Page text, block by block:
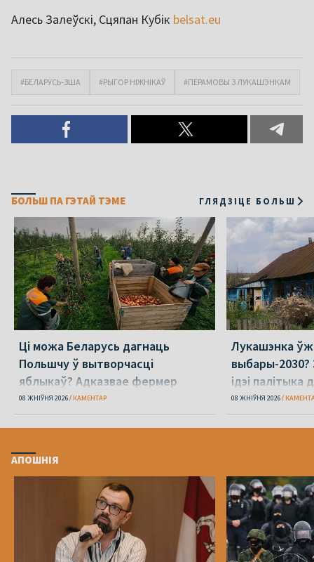
Алесь Залеўскі, Сцяпан Кубік belsat.eu
#БЕЛАРУСЬ-ЗША #РЫГОР НІЖНІКАЎ #ПЕРАМОВЫ З ЛУКАШЭНКАМ
БОЛЬШ ПА ГЭТАЙ ТЭМЕ ГЛЯДЗІЦЕ БОЛЬШ
Ці можа Беларусь дагнаць
Польшчу ў вытворчасці
яблыкаў? Адказвае фермер
08 ЖНІЎНЯ 2026 КАМЕНТАР
Лукашэнка
выбары-
ідэі палітыка
08 ЖНІЎНЯ 2026
АПОШНІЯ